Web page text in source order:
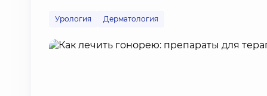
Урология Дерматология